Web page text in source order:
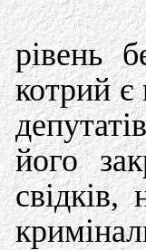
рівень
котрий є
його
свідків,